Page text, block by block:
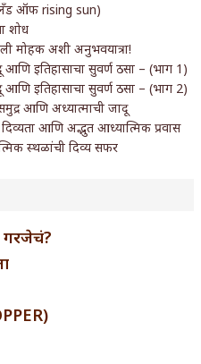
(लँड ऑफ rising sun)
शोध
मोहक अशी अनुभवयात्रा!
आणि इतिहासाचा सुवर्ण ठसा – (भाग 1)
आणि इतिहासाचा सुवर्ण ठसा – (भाग 2)
आणि अध्यात्माची जादू
दिव्यता आणि अद्भुत आध्यात्मिक प्रवास
स्थळांची दिव्य सफर